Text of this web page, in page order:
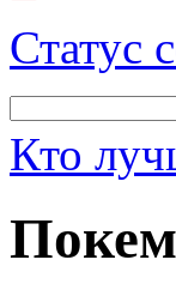
Статус
Кто